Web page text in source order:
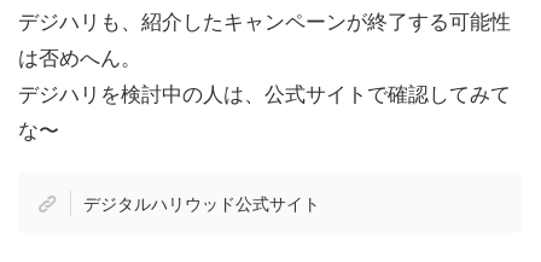
デジハリも、紹介したキャンペーンが終了する可能性
は否めへん。
デジハリを検討中の人は、公式サイトで確認してみて
な〜
デジタルハリウッド公式サイト